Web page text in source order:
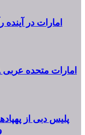
امارات در
پلیس دبی از